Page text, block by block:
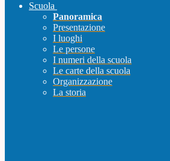
Scuola
Panoramica
Presentazione
I luoghi
Le persone
I numeri della scuola
Le carte della scuola
Organizzazione
La storia